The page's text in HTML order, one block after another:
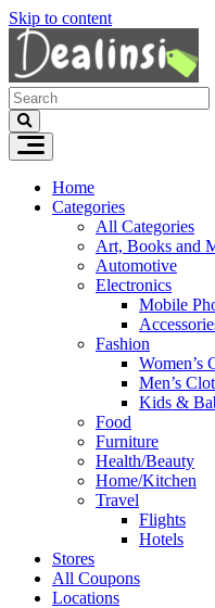
Skip to content
Home
Categories
All Categories
Art, Books and
Automotive
Electronics
Mobile
Fashion
Women’s
Men’s
Kids &
Food
Furniture
Health/Beauty
Home/Kitchen
Travel
Flights
Hotels
Stores
All Coupons
Locations